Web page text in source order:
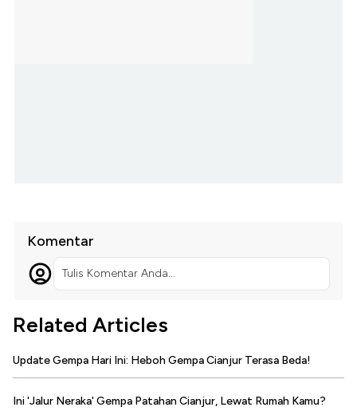
Komentar
Tulis Komentar Anda...
Related Articles
Update Gempa Hari Ini: Heboh Gempa Cianjur Terasa Beda!
Ini 'Jalur Neraka' Gempa Patahan Cianjur, Lewat Rumah Kamu?